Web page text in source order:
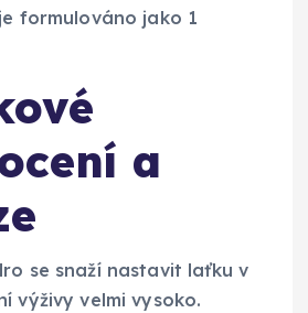
formulováno jako 1
a
se snaží nastavit laťku v
výživy velmi vysoko.